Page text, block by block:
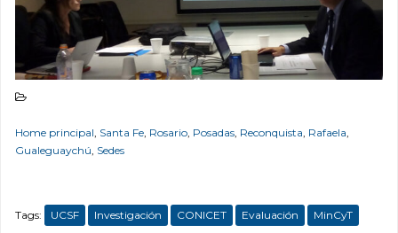
Home principal Santa Fe Rosario Posadas Reconquista Rafaela
Gualeguaychú Sedes
Tags: UCSF Investigación CONICET Evaluación MinCyT